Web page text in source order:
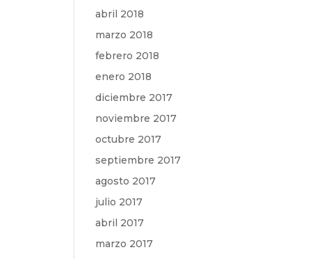
abril 2018
marzo 2018
febrero 2018
enero 2018
diciembre 2017
noviembre 2017
octubre 2017
septiembre 2017
agosto 2017
julio 2017
abril 2017
marzo 2017